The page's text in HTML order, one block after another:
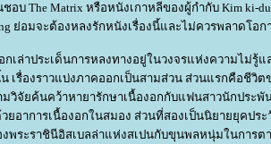
บ The Matrix หรือหนังเกาหลีของผู้กำกับ Kim ki-
ย่อมจะต้องหลงรักหนังเรื่องนี้และไม่ควรพลาดโอ
อกเล่าประเด็นการหลงทางอยู่ในวงจรแห่งความไม่
เรื่องราวแบ่งภาคออกเป็นสามส่วน ส่วนแรกคือชีวิ
จัยค้นคว้าหายารักษาเนื้องอกกับแฟนสาวนักประพั
ยอาการเนื้องอกในสมอง ส่วนที่สองเป็นนิยายยุคปร
งพระราชินีอิสเบลล่าแห่งสเปนกับขุนพลหนุ่มในการ